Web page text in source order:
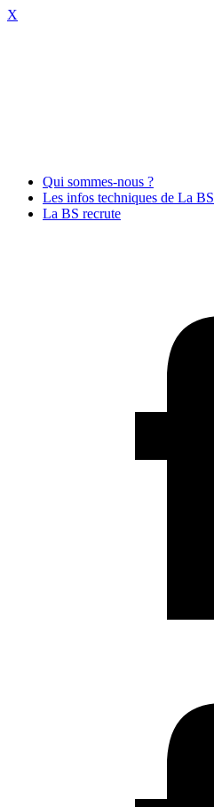
X
Qui sommes-nous ?
Les infos techniques de La BS
La BS recrute